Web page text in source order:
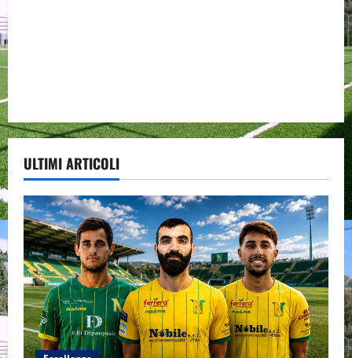
ULTIMI ARTICOLI